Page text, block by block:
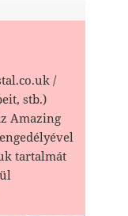
/
stb.)
Amazing
tartalmát